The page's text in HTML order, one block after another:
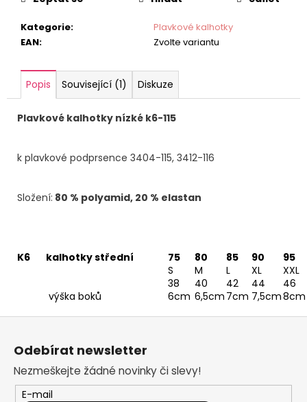
Kategorie:
Plavkové kalhotky
EAN: Zvolte variantu
Popis Související (1) Diskuze
Plavkové kalhotky nízké k6-115
k plavkové podprsence 3404-115, 3412-116
Složení: 80 % polyamid, 20 % elastan
K6 kalhotky střední 75 80 85 90
95
S
M L XL
XXL
38
40 42 44
46
výška boků
6cm 6,5cm 7cm 7,5cm8cm
Z
Odebírat newsletter
Nezmeškejte žádné novinky či slevy!
E-mail